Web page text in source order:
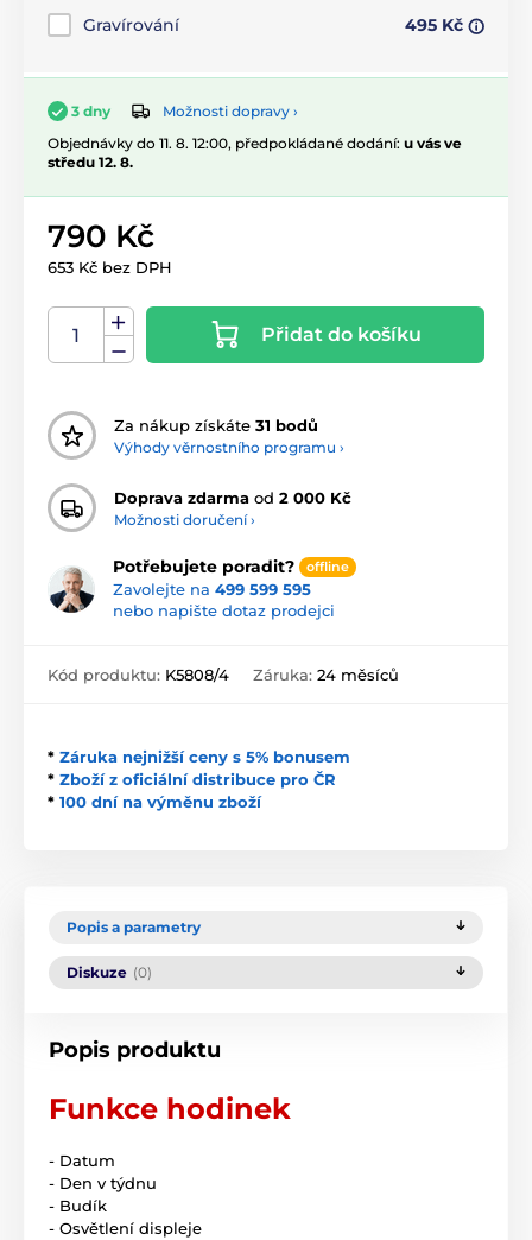
Gravírování 495 Kč
3 dny
Možnosti dopravy ›
Objednávky do 11. 8. 12:00, předpokládané dodání: u vás ve
středu 12. 8.
790 Kč
653 Kč bez DPH
Přidat do košíku
Za nákup získáte 31 bodů
Výhody věrnostního programu ›
Doprava zdarma od 2 000 Kč
Možnosti doručení ›
Potřebujete poradit? offline
Zavolejte na 499 599 595
nebo napište dotaz prodejci
Kód produktu: K5808/4 Záruka: 24 měsíců
* Záruka nejnižší ceny s 5% bonusem
* Zboží z oficiální distribuce pro ČR
* 100 dní na výměnu zboží
Popis a parametry
Diskuze (0)
Popis produktu
Funkce hodinek
- Datum
- Den v týdnu
- Budík
- Osvětlení displeje